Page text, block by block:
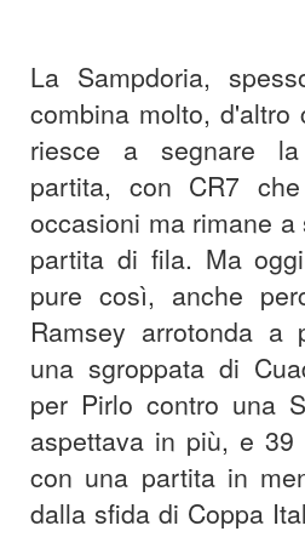
La Sampdoria,
combina molto, d'altro
riesce a segnare
partita, con CR7
occasioni ma rimane
partita di fila. Ma
pure così, anche
Ramsey arrotonda a
una sgroppata di
per Pirlo contro una
aspettava in più, e
con una partita in
dalla sfida di Coppa